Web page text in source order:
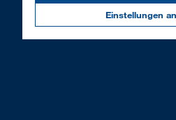
Einstellungen